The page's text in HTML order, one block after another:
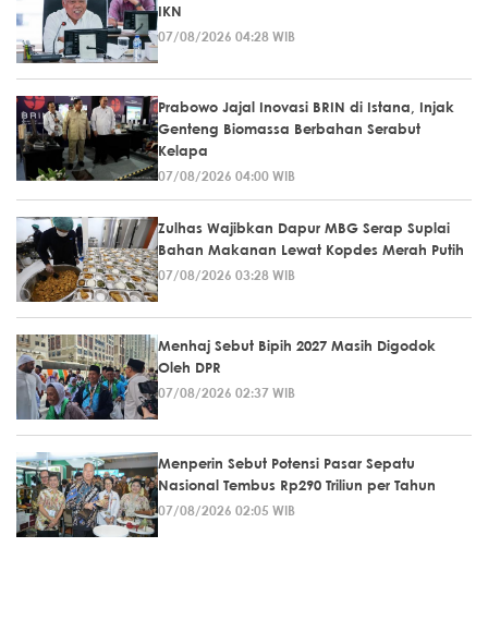
IKN
07/08/2026 04:28 WIB
Prabowo Jajal Inovasi BRIN di Istana, Injak
Genteng Biomassa Berbahan Serabut
Kelapa
07/08/2026 04:00 WIB
Zulhas Wajibkan Dapur MBG Serap Suplai
Bahan Makanan Lewat Kopdes Merah Putih
07/08/2026 03:28 WIB
Menhaj Sebut Bipih 2027 Masih Digodok
Oleh DPR
07/08/2026 02:37 WIB
Menperin Sebut Potensi Pasar Sepatu
Nasional Tembus Rp290 Triliun per Tahun
07/08/2026 02:05 WIB